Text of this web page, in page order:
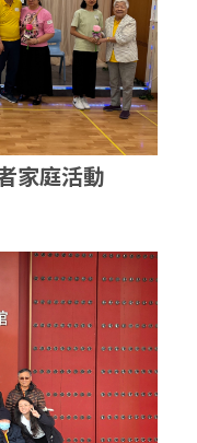
家庭活動